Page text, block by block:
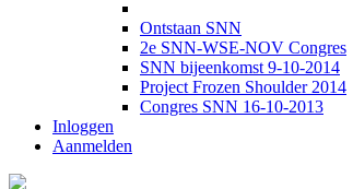
Ontstaan SNN
2e SNN-WSE-NOV Congres
SNN bijeenkomst 9-10-2014
Project Frozen Shoulder 2014
Congres SNN 16-10-2013
Inloggen
Aanmelden